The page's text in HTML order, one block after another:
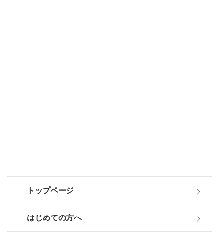
トップページ
はじめての方へ